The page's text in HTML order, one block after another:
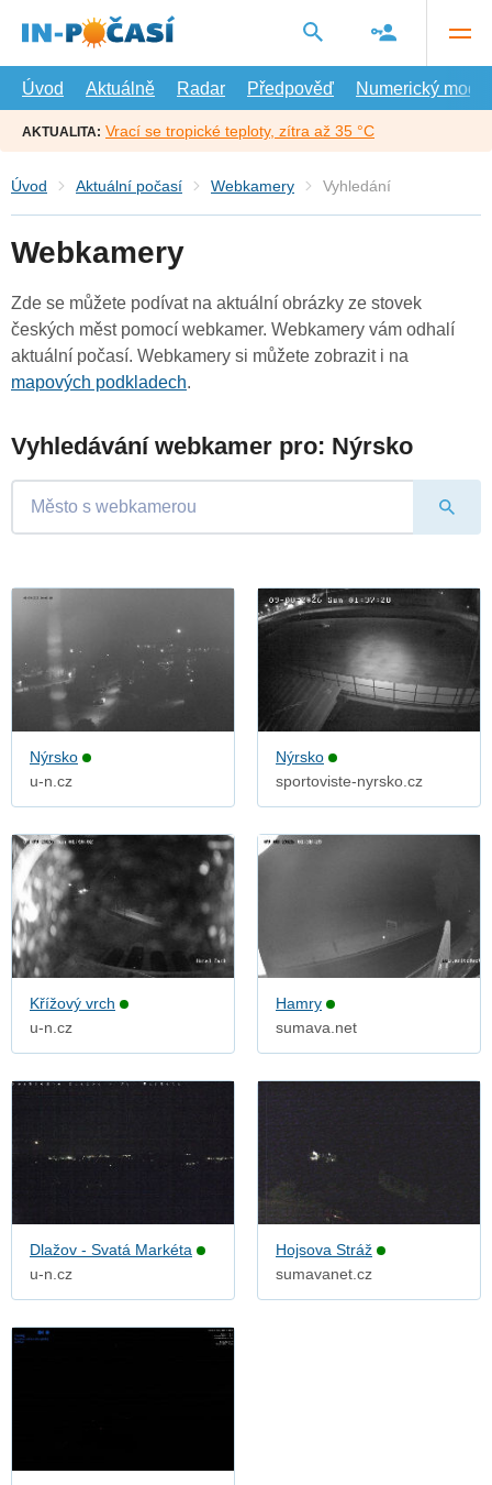
hlavní
Úvod
Aktuálně Radar Předpověď Numerický model
AKTUALITA: Vrací se tropické teploty, zítra až 35 °C
Úvod Aktuální počasí Webkamery Vyhledání
Webkamery
Zde se můžete podívat na aktuální obrázky ze stovek
českých měst pomocí webkamer. Webkamery vám odhalí
aktuální počasí. Webkamery si můžete zobrazit i na
mapových podkladech.
Vyhledávání webkamer pro: Nýrsko
Nýrsko
u-n.cz
Nýrsko
sportoviste-nyrsko.cz
Křížový vrch
u-n.cz
Hamry
sumava.net
Dlažov - Svatá Markéta
u-n.cz
Hojsova Stráž
sumavanet.cz